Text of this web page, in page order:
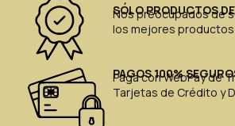
SÓLO PRODUCTOS
Nos preocupados de
los mejores productos
PAGOS 100%
Paga con WebPay de
Tarjetas de Crédito y